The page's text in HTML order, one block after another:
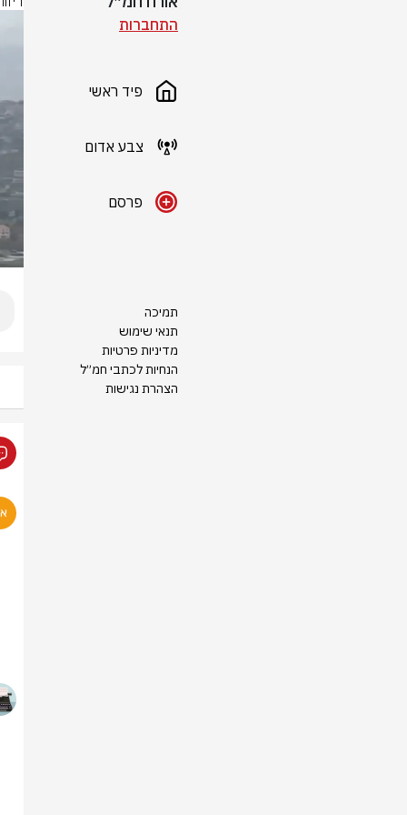
התחברות
פיד ראשי
צבע אדום
פרסם
תמיכה
תנאי שימוש
מדיניות פרטיות
הנחיות לכתבי חמ״ל
הצהרת נגישות